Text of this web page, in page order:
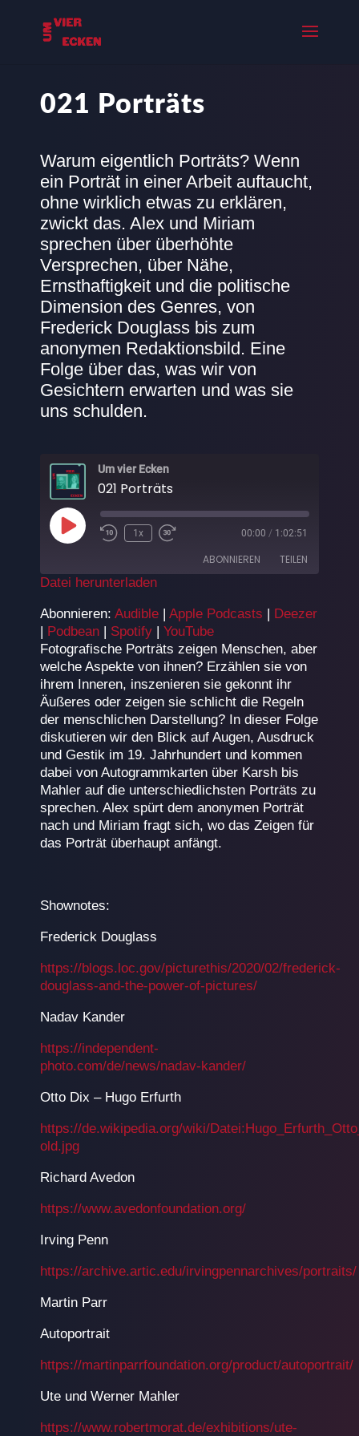
021 Porträts
Warum eigentlich Porträts? Wenn
ein Porträt in einer Arbeit auftaucht,
ohne wirklich etwas zu erklären,
zwickt das. Alex und Miriam
sprechen über überhöhte
Versprechen, über Nähe,
Ernsthaftigkeit und die politische
Dimension des Genres, von
Frederick Douglass bis zum
anonymen Redaktionsbild. Eine
Folge über das, was wir von
Gesichtern erwarten und was sie
uns schulden.
Um vier Ecken
021 Porträts
Play
Episode
1x 00:00 / 1:02:51
ABONNIEREN TEILEN
Audible Apple Podcasts
Deezer Podbean
Spotify YouTube
RSS FEED
TEILEN
LINK
EMBED
Datei herunterladen
Abonnieren:Audible |Apple Podcasts | Deezer
| Podbean | Spotify |YouTube
Fotografische Porträts zeigen Menschen, aber
welche Aspekte von ihnen? Erzählen sie von
ihrem Inneren, inszenieren sie gekonnt ihr
Äußeres oder zeigen sie schlicht die Regeln
der menschlichen Darstellung? In dieser Folge
diskutieren wir den Blick auf Augen, Ausdruck
und Gestik im 19. Jahrhundert und kommen
dabei von Autogrammkarten über Karsh bis
Mahler auf die unterschiedlichsten Porträts zu
sprechen. Alex spürt dem anonymen Porträt
nach und Miriam fragt sich, wo das Zeigen für
das Porträt überhaupt anfängt.
Shownotes:
Frederick Douglass
https://blogs.loc.gov/picturethis/2020/02/frederick-
douglass-and-the-power-of-pictures/
Nadav Kander
https://independent-
photo.com/de/news/nadav-kander/
Otto Dix – Hugo Erfurth
https://de.wikipedia.org/wiki/
old.jpg
Richard Avedon
https://www.avedonfoundation.org/
Irving Penn
https://archive.artic.edu/irvingpennarchives/portraits/
Martin Parr
Autoportrait
https://martinparrfoundation.org/product/autoportrait/
Ute und Werner Mahler
https://www.robertmorat.de/exhibitions/ute-